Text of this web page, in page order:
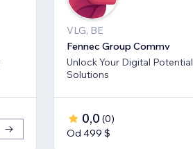
VLG, BE
Fennec Group Commv
Unlock Your Digital
Solutions
0,0 (0)
Od 499 $